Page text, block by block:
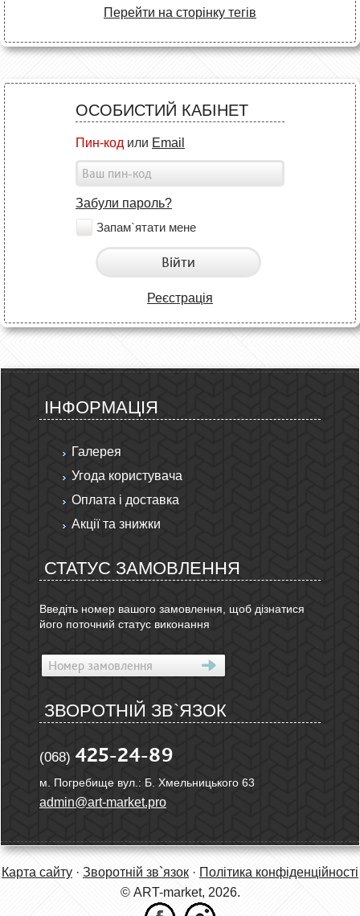
Перейти на сторінку тегів
ОСОБИСТИЙ КАБІНЕТ
Пин-код или Email
Забули пароль?
Запам`ятати мене
Війти
Реєстрація
ІНФОРМАЦІЯ
Галерея
Угода користувача
Оплата і доставка
Акції та знижки
СТАТУС ЗАМОВЛЕННЯ
Введіть номер вашого замовлення, щоб дізнатися
його поточний статус виконання
ЗВОРОТНІЙ ЗВ`ЯЗОК
(068) 425-24-89
м. Погребище вул.: Б. Хмельницького 63
admin@art-market.pro
Карта сайту · Зворотній зв`язок · Політика конфіденційності
© ART-market, 2026.